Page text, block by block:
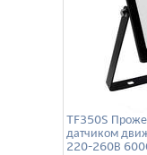
TF350S
датчиком
220-260В